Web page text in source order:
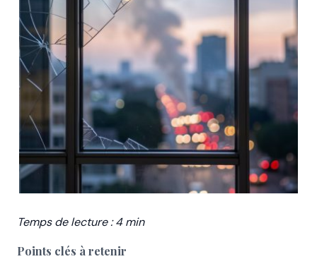
Temps de lecture : 4 min
Points clés à retenir